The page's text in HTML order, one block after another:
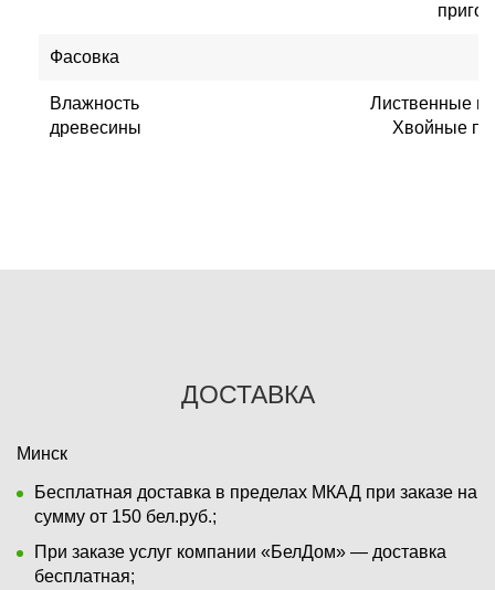
Фасовка
Влажность
древесины
Лиственные
Хвойные
ДОСТАВКА
Минск
Бесплатная доставка в пределах МКАД при заказе на
сумму от 150 бел.руб.;
При заказе услуг компании «БелДом» — доставка
бесплатная;